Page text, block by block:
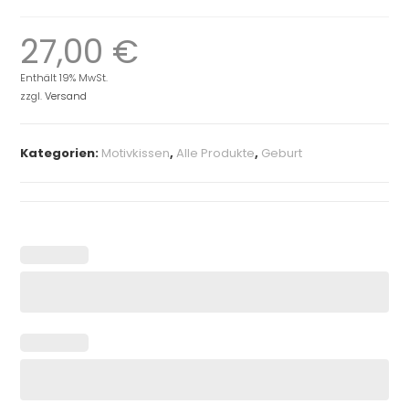
27,00 €
Enthält 19% MwSt.
zzgl.Versand
Kategorien: Motivkissen,Alle Produkte, Geburt